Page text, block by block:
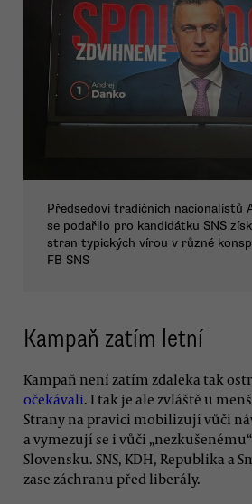
Předsedovi tradičních nacionalistů
se podařilo pro kandidátku SNS
stran typických vírou v různé
FB SNS
Kampaň zatím letní
Kampaň není zatím zdaleka tak
očekávali. I tak je ale zvláště u
Strany na pravici mobilizují vůči
a vymezují se i vůči
Slovensku. SNS, KDH, Republika a
zase záchranu před liberály.